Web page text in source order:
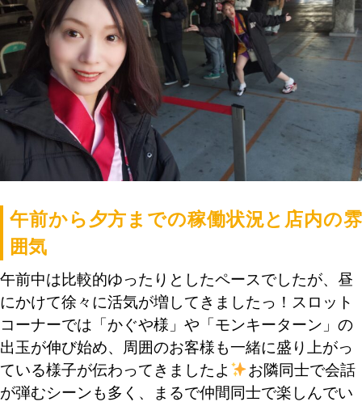
午前から夕方までの稼働状況と店内の雰
囲気
午前中は比較的ゆったりとしたペースでしたが、昼
にかけて徐々に活気が増してきましたっ！スロット
コーナーでは「かぐや様」や「モンキーターン」の
出玉が伸び始め、周囲のお客様も一緒に盛り上がっ
ている様子が伝わってきましたよ
お隣同士で会話
が弾むシーンも多く、まるで仲間同士で楽しんでい